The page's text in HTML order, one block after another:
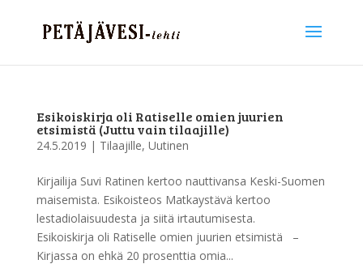
Esikoiskirja oli Ratiselle omien juurien
etsimistä (Juttu vain tilaajille)
24.5.2019 | Tilaajille, Uutinen
Kirjailija Suvi Ratinen kertoo nauttivansa Keski-Suomen
maisemista. Esikoisteos Matkaystävä kertoo
lestadiolaisuudesta ja siitä irtautumisesta.
Esikoiskirja oli Ratiselle omien juurien etsimistä –
Kirjassa on ehkä 20 prosenttia omia...